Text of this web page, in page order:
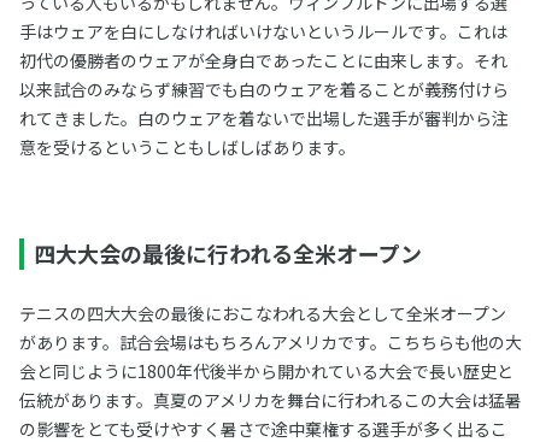
手はウェアを白にしなければいけないというルールです。これは
初代の優勝者のウェアが全身白であったことに由来します。それ
以来試合のみならず練習でも白のウェアを着ることが義務付けら
れてきました。白のウェアを着ないで出場した選手が審判から注
意を受けるということもしばしばあります。
四大大会の最後に行われる全米オープン
テニスの四大大会の最後におこなわれる大会として全米オープン
があります。試合会場はもちろんアメリカです。こちちらも他の大
会と同じように1800年代後半から開かれている大会で長い歴史と
伝統があります。真夏のアメリカを舞台に行われるこの大会は猛暑
の影響をとても受けやすく暑さで途中棄権する選手が多く出るこ